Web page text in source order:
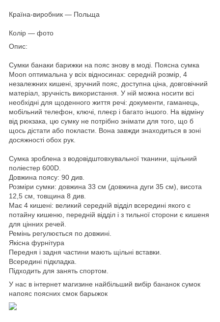
Країна-виробник ― Польща
Колір ― фото
Опис:
Сумки банаки барижки на пояс знову в моді. Поясна сумка
Moon оптимальна у всіх відносинах: середній розмір, 4
незалежних кишені, зручний пояс, доступна ціна, довговічний
матеріал, зручність використання. У ній можна носити всі
необхідні для щоденного життя речі: документи, гаманець,
мобільний телефон, ключі, плеєр і багато іншого. На відміну
від рюкзака, цю сумку не потрібно знімати для того, що б
щось дістати або покласти. Вона завжди знаходиться в зоні
досяжності обох рук.
Сумка зроблена з водовідштовхувальної тканини, щільний
поліестер 600D.
Довжина поясу: 90 див.
Розміри сумки: довжина 33 см (довжина дуги 35 см), висота
12,5 см, товщина 8 див.
Має 4 кишені: великий середній відділ всередині якого є
потайну кишеню, передній відділ і з тильної сторони є кишеня
для цінних речей.
Ремінь регулюється по довжині.
Якісна фурнітура
Передня і задня частини мають щільні вставки.
Всередині підкладка.
Підходить для занять спортом.
У нас в інтернет магизине найбільший вибір бананок сумок
напояс поясних смок барыжок